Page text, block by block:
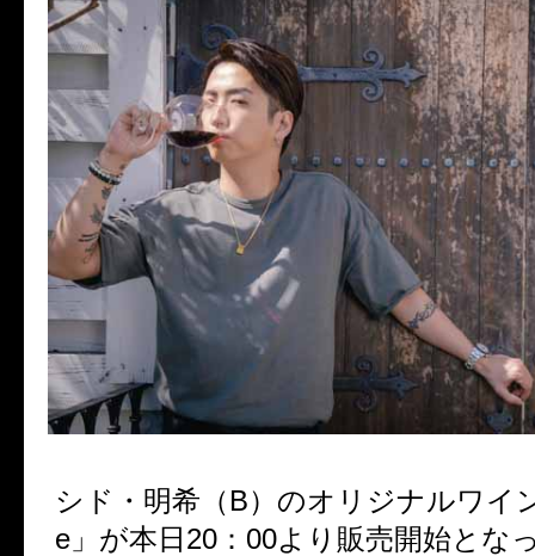
シド・明希（B）のオリジナルワイ
e 」が本日 20 ： 00より販売開始とな